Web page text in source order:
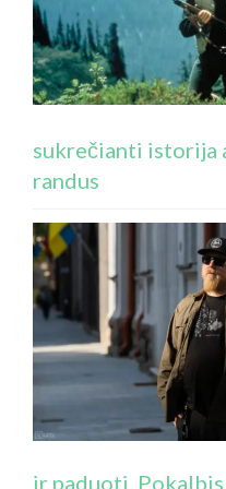
sukrečianti istorija
randus
ir paduoti.